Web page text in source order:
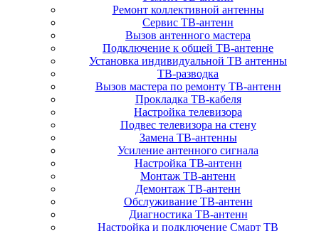
Ремонт коллективной антенны
Сервис ТВ-антенн
Вызов антенного мастера
Подключение к общей ТВ-антенне
Установка индивидуальной ТВ антенны
ТВ-разводка
Вызов мастера по ремонту ТВ-антенн
Прокладка ТВ-кабеля
Настройка телевизора
Подвес телевизора на стену
Замена ТВ-антенны
Усиление антенного сигнала
Настройка ТВ-антенн
Монтаж ТВ-антенн
Демонтаж ТВ-антенн
Обслуживание ТВ-антенн
Диагностика ТВ-антенн
Настройка и подключение Смарт ТВ